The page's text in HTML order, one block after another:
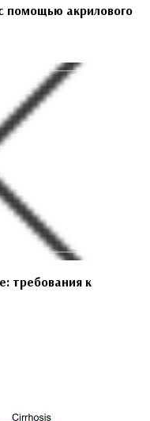
помощью акрилового
требования к